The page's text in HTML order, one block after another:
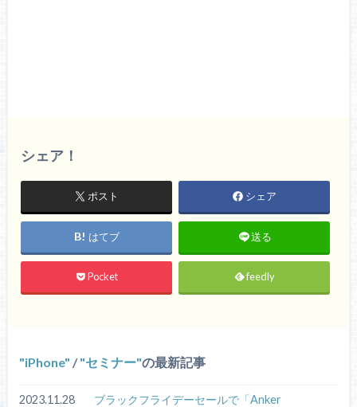
シェア！
ポスト シェア
はてブ 送る
Pocket feedly
iPhone / セミナー の最新記事
2023.11.28
ブラックフライデーセールで「Anker